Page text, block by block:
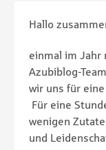
Hallo
einmal im Jahr
Azubiblog-
wir uns für
Für eine
wenigen
und